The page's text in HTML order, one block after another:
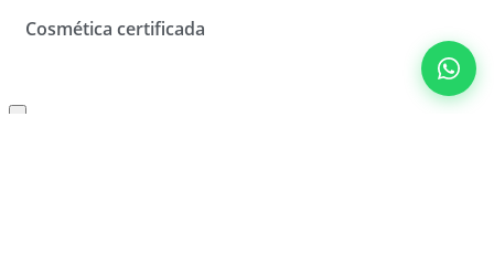
Cosmética certificada